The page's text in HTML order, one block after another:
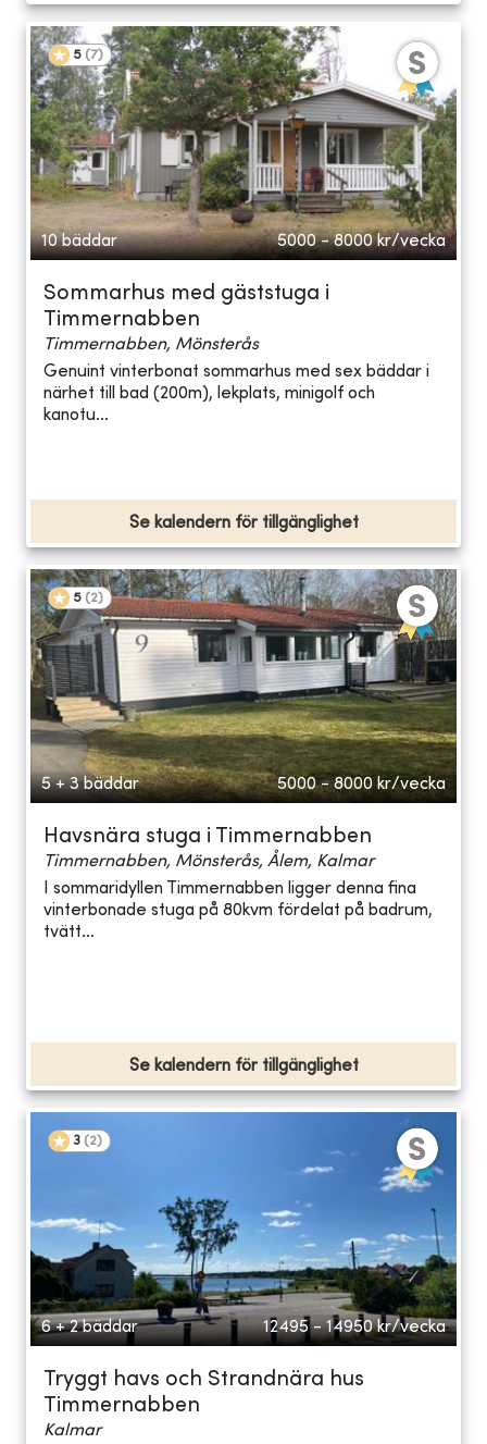
5 (7)
10 bäddar 5000 - 8000 kr/vecka
Sommarhus med gäststuga i
Timmernabben
Timmernabben, Mönsterås
Genuint vinterbonat sommarhus med sex bäddar i
närhet till bad (200m), lekplats, minigolf och
kanotu...
Se kalendern för tillgänglighet
5 (2)
5 + 3 bäddar 5000 - 8000 kr/vecka
Havsnära stuga i Timmernabben
Timmernabben, Mönsterås, Ålem, Kalmar
I sommaridyllen Timmernabben ligger denna fina
vinterbonade stuga på 80kvm fördelat på badrum,
tvätt...
Se kalendern för tillgänglighet
3 (2)
6 + 2 bäddar 12495 - 14950 kr/vecka
Tryggt havs och Strandnära hus
Timmernabben
Kalmar